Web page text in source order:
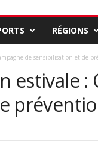
RÉGIONS
de sensibilisation et de
estivale